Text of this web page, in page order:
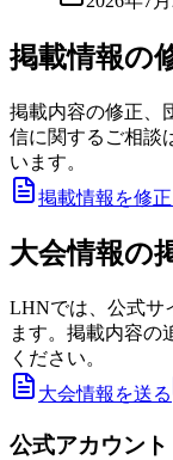
掲載情報の
掲載内容の修正、
信に関するご相談
います。
掲載情報を修
大会情報の
LHNでは、公式サ
ます。掲載内容の
ください。
大会情報を送る
公式アカウント